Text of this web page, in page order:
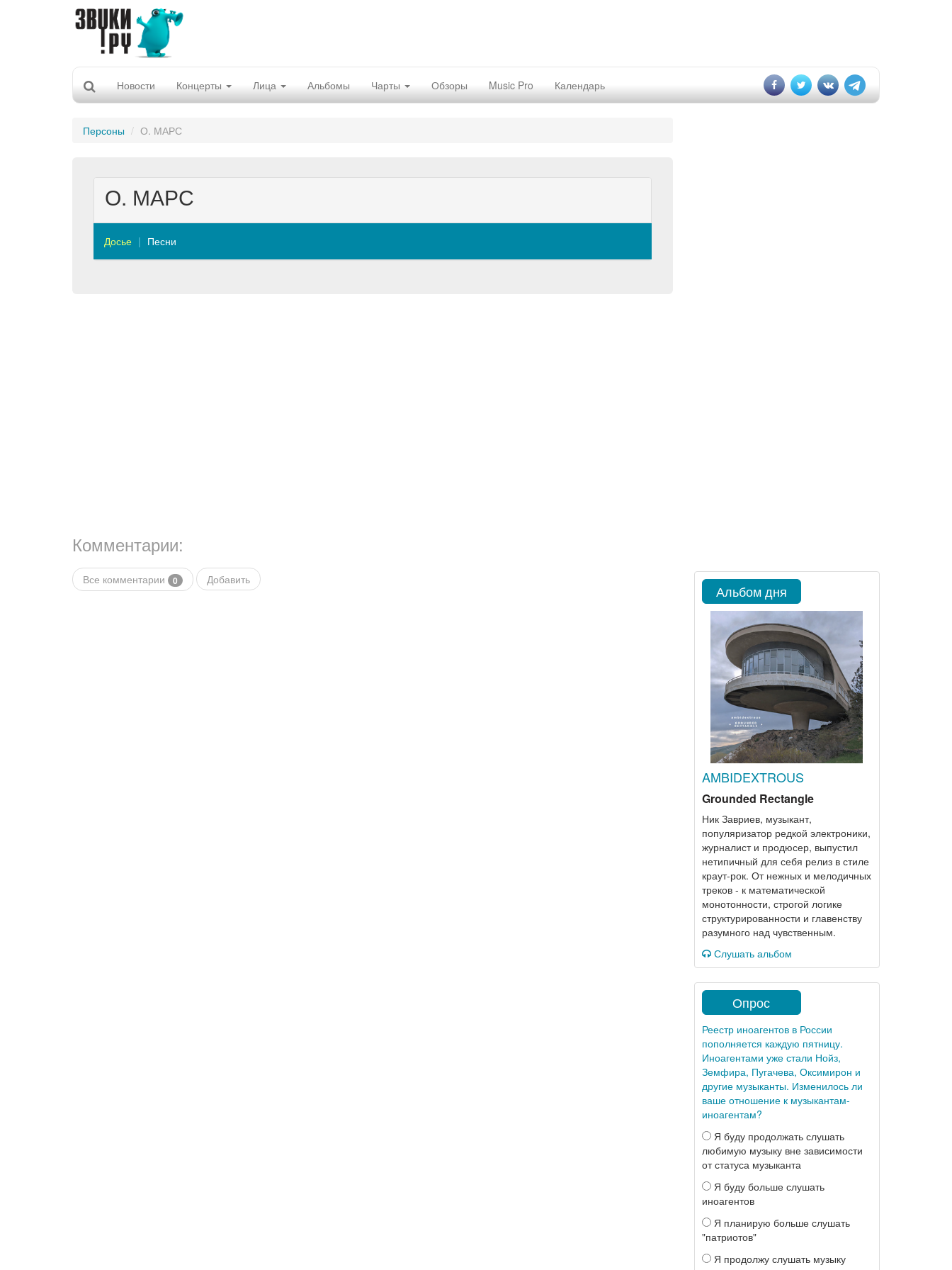
Новости Концерты Лица Альбомы Чарты Обзоры Music Pro Календарь
Персоны О. МАРС
О. МАРС
Досье Песни
Комментарии:
Все комментарии 0 Добавить
Альбом дня
AMBIDEXTROUS
Grounded Rectangle
Ник Завриев, музыкант,
популяризатор редкой электроники,
журналист и продюсер, выпустил
нетипичный для себя релиз в стиле
краут-рок. От нежных и мелодичных
треков - к математической
монотонности, строгой логике
структурированности и главенству
разумного над чувственным.
Слушать альбом
Опрос
Реестр иноагентов в России
пополняется каждую пятницу.
Иноагентами уже стали Нойз,
Земфира, Пугачева, Оксимирон и
другие музыканты. Изменилось ли
ваше отношение к музыкантам-
иноагентам?
Я буду продолжать слушать
любимую музыку вне зависимости
от статуса музыканта
Я буду больше слушать
иноагентов
Я планирую больше слушать
"патриотов"
Я продолжу слушать музыку